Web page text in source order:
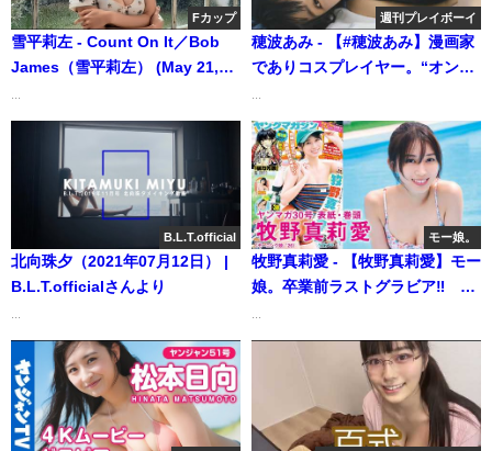
Fカップ
雪平莉左 - Count On It／Bob
James（雪平莉左） (May 21,
ーブさんより
週刊プレイボーイ
穂波あみ - 【#穂波あみ】漫画家
でありコスプレイヤー。“オンリ
顔。――デジタル写真集
『REALISM』好評発売中！
Ami Honami (Jun 25, 2026) | 週
プレChannel【集英社 週刊プレ
イボーイ公式】さんより
B.L.T.official
北向珠夕（2021年07月12日） |
B.L.T.officialさんより
...
モー娘。
牧野真莉愛 - 【牧野真莉愛】モー
娘。卒業前ラストグラビア‼︎ 我
⭐️【YM30号】 (Jun 21, 2026) |
講談社ヤンマガchさんより
...